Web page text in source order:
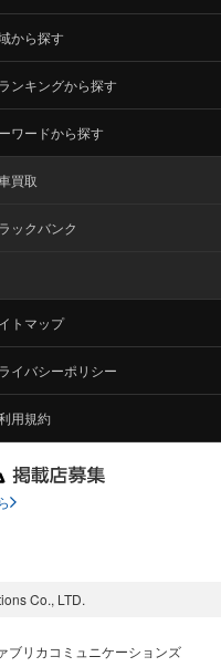
から探す
ンキングから探す
ワードから探す
買取
ックバンク
トマップ
イバシーポリシー
用規約
Co., LTD.
ブリカコミュニケーションズ